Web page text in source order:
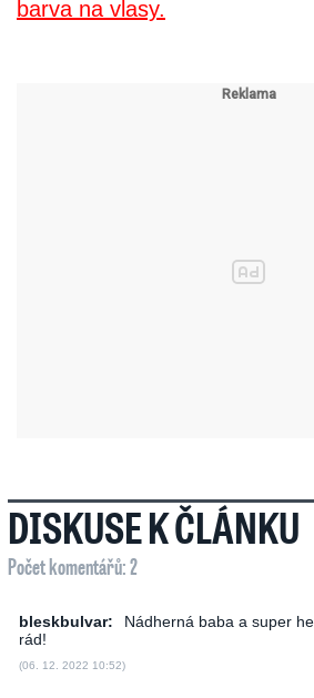
DISKUSE K ČLÁNKU
Počet komentářů: 2
bleskbulvar:
Nádherná baba a super
rád!
(06. 12. 2022 10:52)